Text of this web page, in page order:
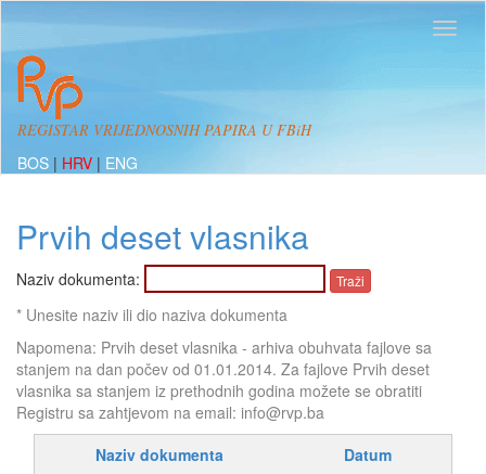
REGISTAR VRIJEDNOSNIH PAPIRA U FBiH
BOS | HRV | ENG
Prvih deset vlasnika
Naziv dokumenta:
* Unesite naziv ili dio naziva dokumenta
Napomena: Prvih deset vlasnika - arhiva obuhvata fajlove sa
stanjem na dan počev od 01.01.2014. Za fajlove Prvih deset
vlasnika sa stanjem iz prethodnih godina možete se obratiti
Registru sa zahtjevom na email: info@rvp.ba
Naziv dokumenta
Datum